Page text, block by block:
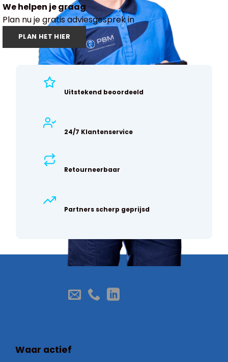
We helpen je graag
Plan nu je gratis adviesgesprek in
PLAN HET HIER
Uitstekend beoordeeld
24/7 Klantenservice
Retourneerbaar
Partners scherp geprijsd
Waar actief